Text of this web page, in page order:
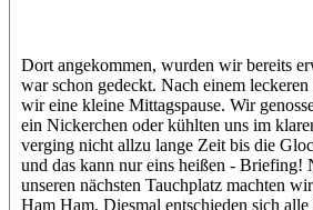
Dort angekommen, wurden wir bereits
war schon gedeckt. Nach einem leckeren
wir eine kleine Mittagspause. Wir
ein Nickerchen oder kühlten uns im
verging nicht allzu lange Zeit bis die
und das kann nur eins heißen - Briefing!
unseren nächsten Tauchplatz machten
Ham Ham. Diesmal entschieden sich